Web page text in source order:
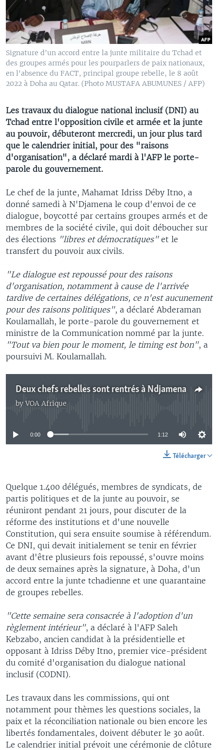
Signature d'un accord entre la junte militaire du Tchad et
des groupes armés pour les pourparlers de paix nationaux,
en l'absence du FACT, principal groupe rebelle, le 8 août
2022 à Doha au Qatar. (Photo MUSTAFA ABUMUNES / AFP)
Les travaux du dialogue national inclusif (DNI) au
Tchad entre l'opposition civile et armée et la junte
au pouvoir, débuteront mercredi, un jour plus tard
que le calendrier initial, pour des "raisons
d'organisation", a déclaré mardi à l'AFP le porte-
parole du gouvernement.
Le chef de la junte, Mahamat Idriss Déby Itno, a
donné samedi à N'Djamena le coup d'envoi de ce
dialogue, boycotté par certains groupes armés et de
membres de la société civile, qui doit déboucher sur
des élections "libres et démocratiques"et le
transfert du pouvoir aux civils.
"Le dialogue est repoussé pour des raisons
d'organisation, notamment à cause de l'arrivée
tardive de certaines délégations, ce n'est aucunement
pour des raisons politiques", a déclaré Abderaman
Koulamallah, le porte-parole du gouvernement et
ministre de la Communication nommé par la junte.
"Tout va bien pour le moment, le timing est bon", a
poursuivi M. Koulamallah.
Deux chefs rebelles sont rentrés à Ndjamena
byVOA Afrique
No media source currently available
0:00 1:12
Télécharger
Quelque 1.400 délégués, membres de syndicats, de
partis politiques et de la junte au pouvoir, se
réuniront pendant 21 jours, pour discuter de la
réforme des institutions et d'une nouvelle
Constitution, qui sera ensuite soumise à référendum.
Ce DNI, qui devait initialement se tenir en février
avant d'être plusieurs fois repoussé, s'ouvre moins
de deux semaines après la signature, à Doha, d'un
accord entre la junte tchadienne et une quarantaine
de groupes rebelles.
"Cette semaine sera consacrée à l'adoption d'un
règlement intérieur", a déclaré à l'AFP Saleh
Kebzabo, ancien candidat à la présidentielle et
opposant à Idriss Déby Itno, premier vice-président
du comité d'organisation du dialogue national
inclusif (CODNI).
Les travaux dans les commissions, qui ont
notamment pour thèmes les questions sociales, la
paix et la réconciliation nationale ou bien encore les
libertés fondamentales, doivent débuter le 30 août.
Le calendrier initial prévoit une cérémonie de clôture